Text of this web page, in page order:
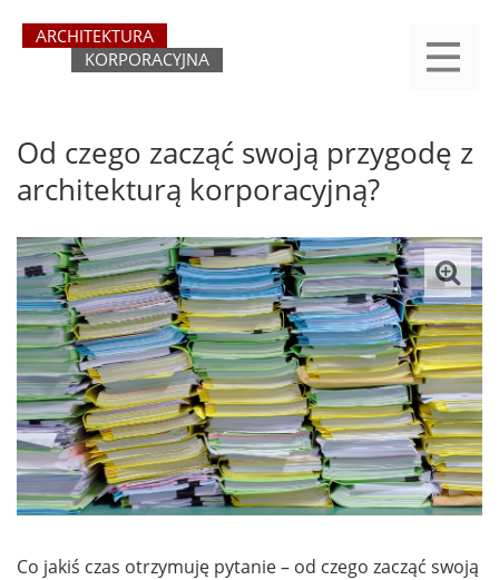
yasne
main
Od czego zacząć swoją przygodę z
architekturą korporacyjną?
Co jakiś czas otrzymuję pytanie – od czego zacząć swoją